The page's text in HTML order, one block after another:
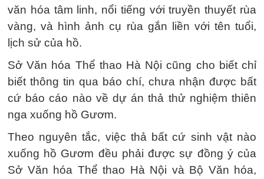
văn hóa tâm linh, nổi tiếng với truyền thuyết rùa
vàng, và hình ảnh cụ rùa gắn liền với tên tuổi,
lịch sử của hồ.
Sở Văn hóa Thể thao Hà Nội cũng cho biết chỉ
biết thông tin qua báo chí, chưa nhận được bất
cứ báo cáo nào về dự án thả thử nghiệm thiên
nga xuống hồ Gươm.
Theo nguyên tắc, việc thả bất cứ sinh vật nào
xuống hồ Gươm đều phải được sự đồng ý của
Sở Văn hóa Thể thao Hà Nội và Bộ Văn hóa,